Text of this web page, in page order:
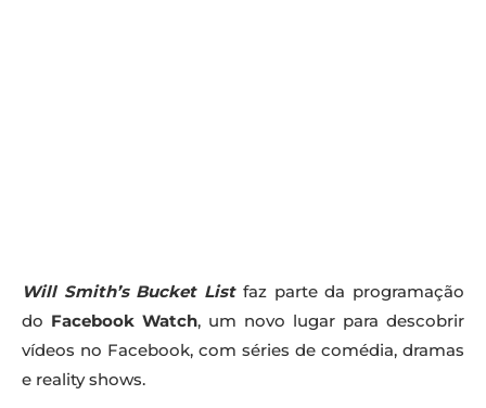
Will Smith’s Bucket Listfaz parte da programação
do Facebook Watch, um novo lugar para descobrir
vídeos no Facebook, com séries de comédia, dramas
e reality shows.